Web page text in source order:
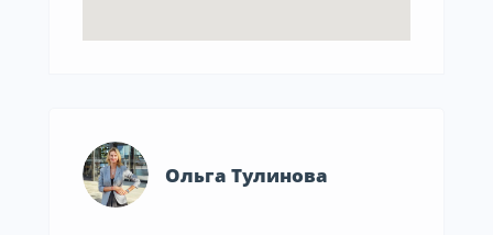
Ольга Тулинова